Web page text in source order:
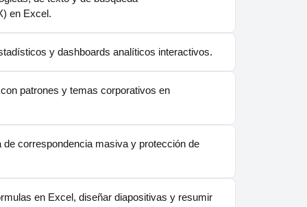
en Excel.
y dashboards analíticos interactivos.
patrones y temas corporativos en
de correspondencia masiva y protección de
en Excel, diseñar diapositivas y resumir